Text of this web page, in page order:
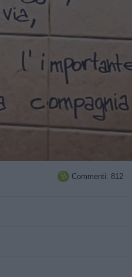
 Commenti: 812